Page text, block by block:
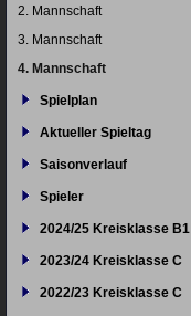
2. Mannschaft
3. Mannschaft
4. Mannschaft
Spielplan
Aktueller Spieltag
Saisonverlauf
Spieler
2024/25 Kreisklasse B1
2023/24 Kreisklasse C
2022/23 Kreisklasse C